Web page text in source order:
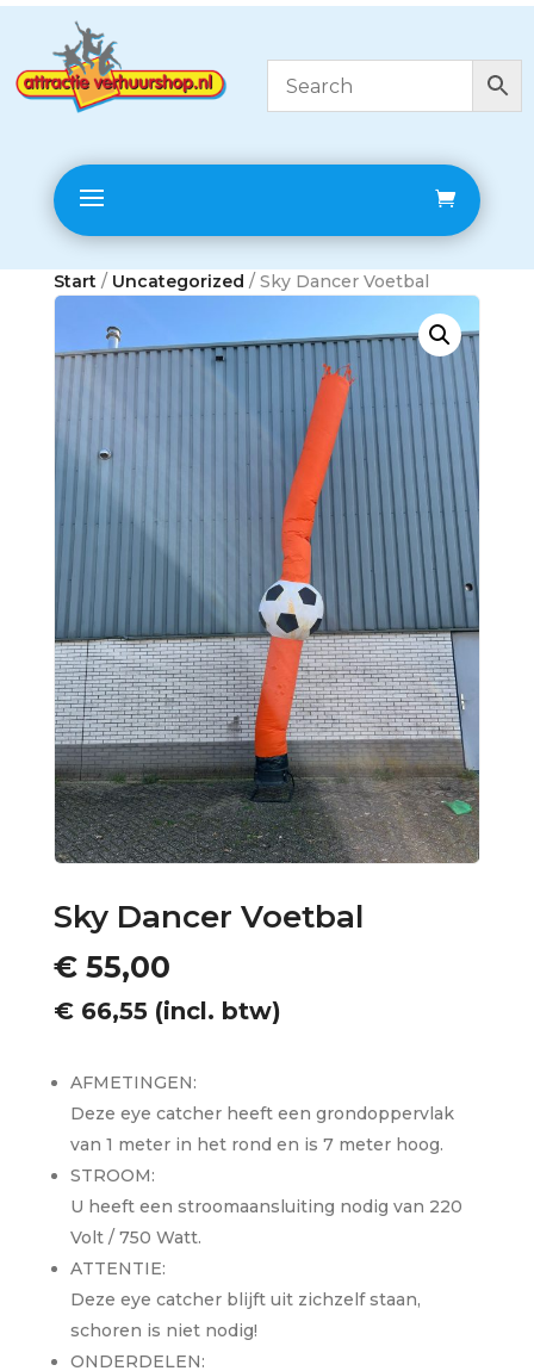
Start / Uncategorized / Sky Dancer Voetbal
Sky Dancer Voetbal
€55,00
€66,55(incl. btw)
AFMETINGEN:
Deze eye catcher heeft een grondoppervlak
van 1 meter in het rond en is 7 meter hoog.
STROOM:
U heeft een stroomaansluiting nodig van 220
Volt / 750 Watt.
ATTENTIE:
Deze eye catcher blijft uit zichzelf staan,
schoren is niet nodig!
ONDERDELEN: